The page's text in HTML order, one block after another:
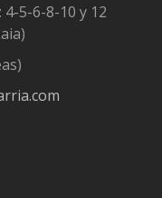
5-6-8-10 y 12